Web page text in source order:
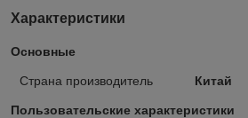
Характеристики
Основные
Страна производитель Китай
Пользовательские характеристики